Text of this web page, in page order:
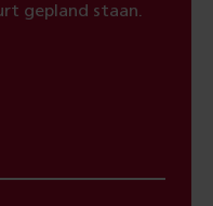
gepland staan.